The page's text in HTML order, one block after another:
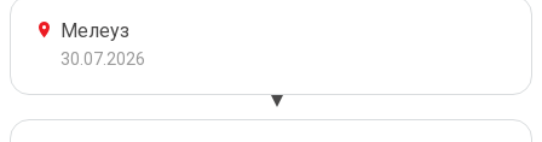
Мелеуз
30.07.2026